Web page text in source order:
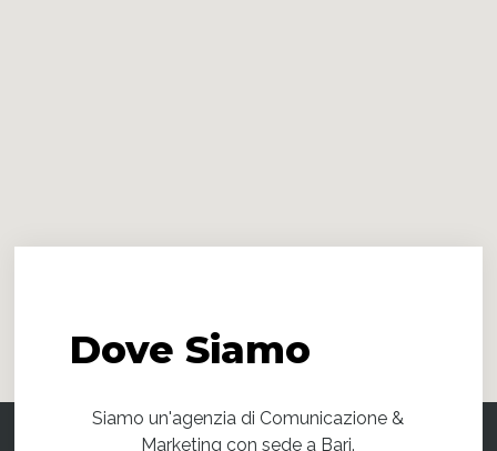
DoveSiamo
Siamo un'agenzia di Comunicazione &
Marketing con sede a Bari.